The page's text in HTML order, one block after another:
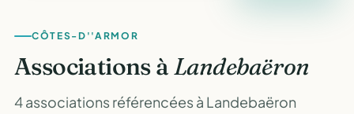
CÔTES-D''ARMOR
Associations àLandebaëron
4 associations référencées à Landebaëron